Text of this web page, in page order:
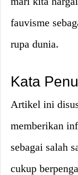
fauvisme
rupa dunia.
Kata
Artikel ini
memberikan
sebagai salah
cukup